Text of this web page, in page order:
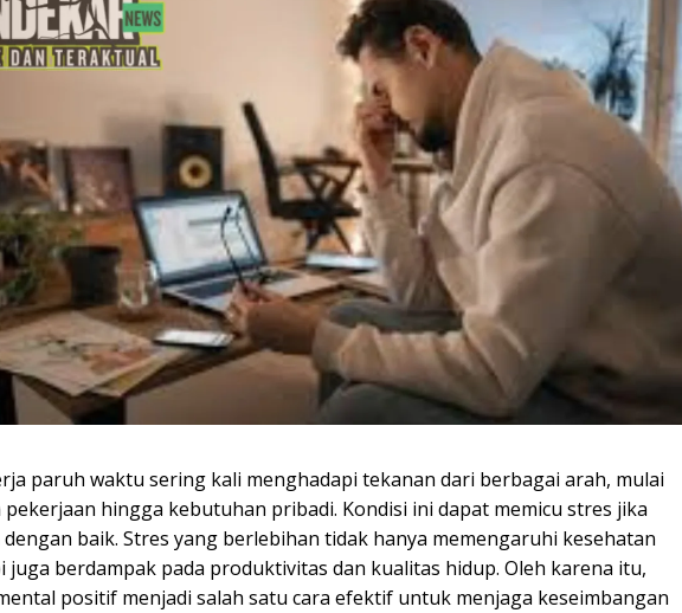
paruh waktu sering kali menghadapi tekanan dari berbagai arah, mulai
hingga kebutuhan pribadi. Kondisi ini dapat memicu stres jika
baik. Stres yang berlebihan tidak hanya memengaruhi kesehatan
juga berdampak pada produktivitas dan kualitas hidup. Oleh karena itu,
positif menjadi salah satu cara efektif untuk menjaga keseimbangan